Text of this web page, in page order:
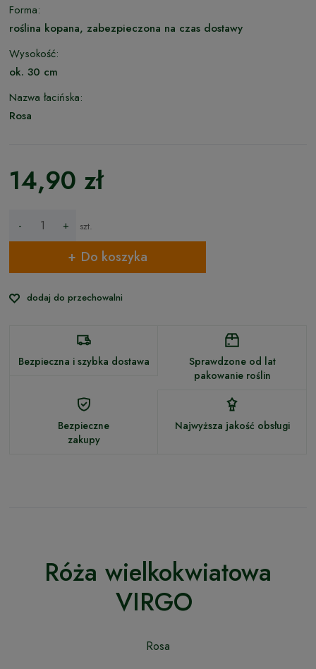
Forma:
roślina kopana, zabezpieczona na czas dostawy
Wysokość:
ok. 30 cm
Nazwa łacińska:
Rosa
14,90 zł
- + szt.
Do koszyka
dodaj do przechowalni
Bezpieczna i szybka dostawa
Sprawdzone od lat
pakowanie roślin
Bezpieczne
zakupy
Najwyższa jakość obsługi
Róża wielkokwiatowa
VIRGO
Rosa